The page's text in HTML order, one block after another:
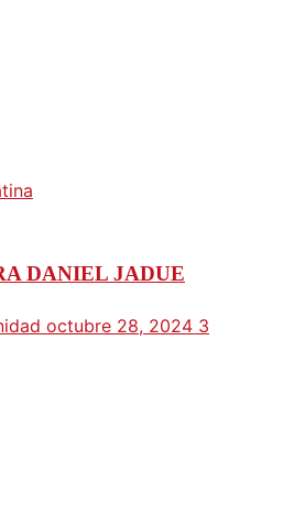
DANIEL JADUE
octubre 28, 2024 3